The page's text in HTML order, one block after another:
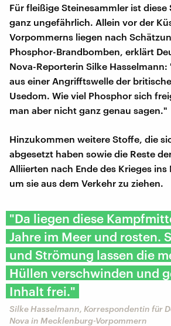
Für fleißige Steinesammler ist diese
ganz ungefährlich. Allein vor der
Vorpommerns liegen nach
Phosphor-Brandbomben, erklärt
Nova-Reporterin Silke Hasselmann:
aus einer Angrifftswelle der
Usedom. Wie viel Phosphor sich
man aber nicht ganz genau sagen."
Hinzukommen weitere Stoffe, die
abgesetzt haben sowie die Reste
Alliierten nach Ende des Krieges ins
um sie aus dem Verkehr zu ziehen.
"Da liegen diese
Jahre im Meer und rosten.
und Strömung lassen die
Hüllen verschwinden und
Inhalt frei."
Silke Hasselmann, Korrespondentin für
Nova in Mecklenburg-Vorpommern